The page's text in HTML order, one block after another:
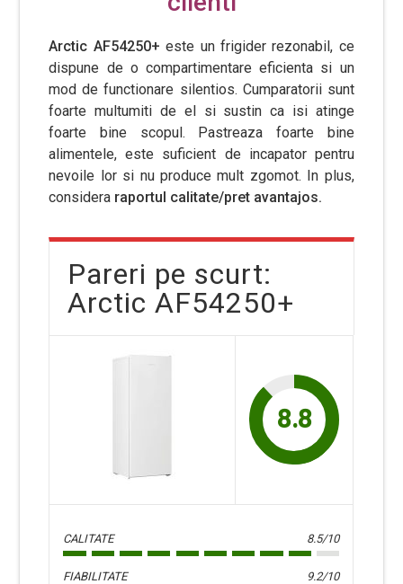
Arctic AF54250+este un frigider rezonabil, ce
dispune de o compartimentare eficienta si un
mod de functionare silentios. Cumparatorii sunt
foarte multumiti de el si sustin ca isi atinge
foarte bine scopul. Pastreaza foarte bine
alimentele, este suficient de incapator pentru
nevoile lor si nu produce mult zgomot. In plus,
considera raportul calitate/pret avantajos.
Pareri pe scurt:
Arctic AF54250+
8.8
CALITATE 8.5/10
FIABILITATE 9.2/10